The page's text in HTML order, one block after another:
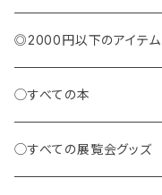
◎2000円以下のアイテム
◯すべての本
◯すべての展覧会グッズ